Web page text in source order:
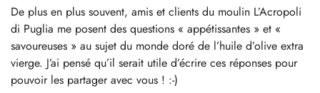
De plus en plus souvent, amis et clients du moulin L’Acropoli
di Puglia me posent des questions « appétissantes » et «
savoureuses » au sujet du monde doré de l’huile d’olive extra
vierge. J’ai pensé qu’il serait utile d’écrire ces réponses pour
pouvoir les partager avec vous ! :-)